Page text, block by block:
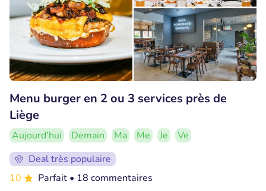
Menu burger en 2 ou 3 services près de
Liège
Aujourd'hui Demain Ma Me Je
Ve
Deal très populaire
10
Parfait • 18 commentaires